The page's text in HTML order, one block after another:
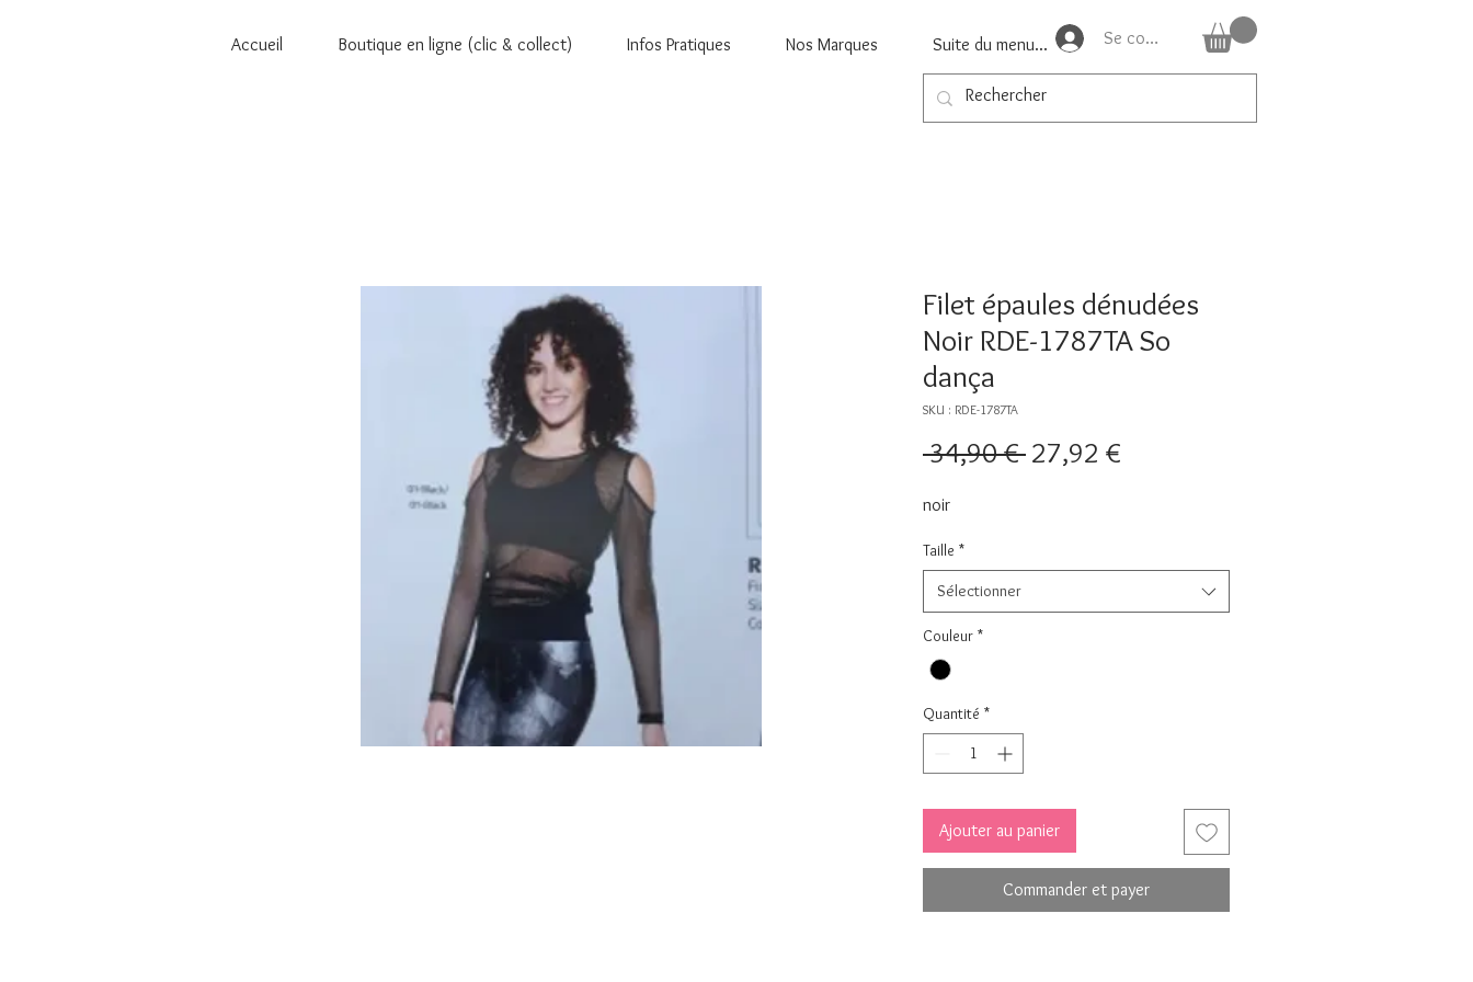
Accueil Boutique en ligne (clic & collect) Infos Pratiques Nos Marques Suite du menu... Se connecter
Filet épaules dénudées
Noir RDE-1787TA So
dança
SKU : RDE-1787TA
34,90 € Prix
27,92 €
noir
Taille *
Sélectionner
Couleur *
Quantité *
Ajouter au panier
Commander et payer